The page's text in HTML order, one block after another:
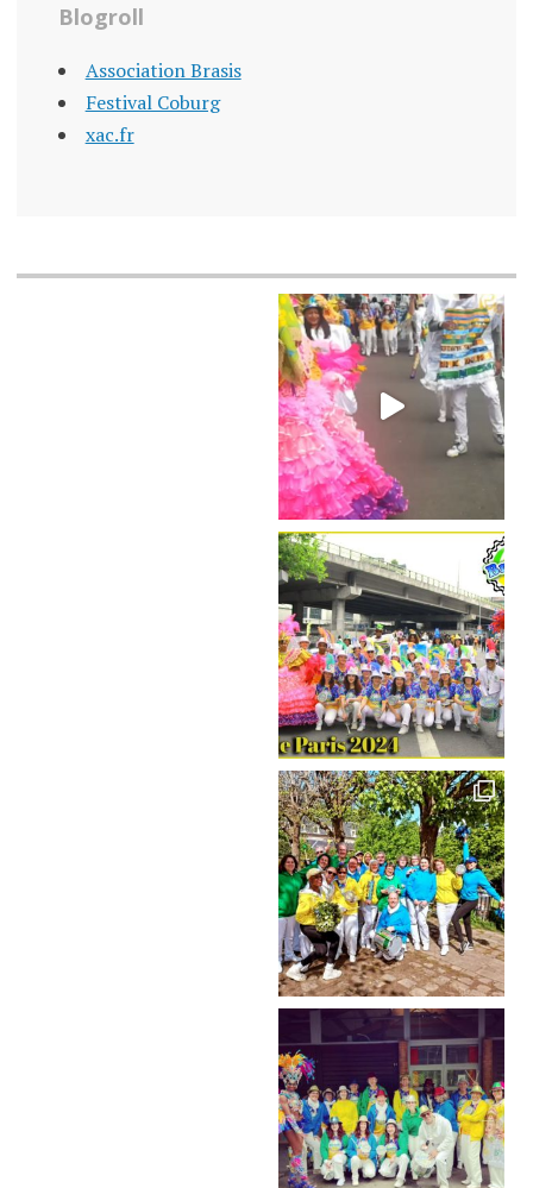
Blogroll
Association Brasis
Festival Coburg
xac.fr